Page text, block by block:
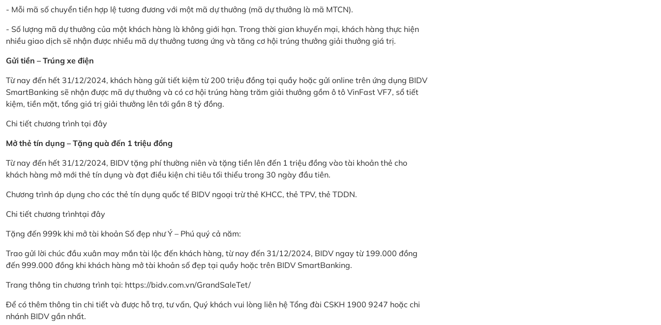
- Mỗi mã số chuyển tiền hợp lệ tương đương với một mã dự thưởng (mã dự thưởng là mã MTCN).
- Số lượng mã dự thưởng của một khách hàng là không giới hạn. Trong thời gian khuyến mại, khách hàng thực hiện
nhiều giao dịch sẽ nhận được nhiều mã dự thưởng tương ứng và tăng cơ hội trúng thưởng giải thưởng giá trị.
Gửi tiền – Trúng xe điện
Từ nay đến hết 31/12/2024, khách hàng gửi tiết kiệm từ 200 triệu đồng tại quầy hoặc gửi online trên ứng dụng BIDV
SmartBanking sẽ nhận được mã dự thưởng và có cơ hội trúng hàng trăm giải thưởng gồm ô tô VinFast VF7, sổ tiết
kiệm, tiền mặt, tổng giá trị giải thưởng lên tới gần 8 tỷ đồng.
Chi tiết chương trình tại đây
Mở thẻ tín dụng – Tặng quà đến 1 triệu đồng
Từ nay đến hết 31/12/2024, BIDV tặng phí thường niên và tặng tiền lên đến 1 triệu đồng vào tài khoản thẻ cho
khách hàng mở mới thẻ tín dụng và đạt điều kiện chi tiêu tối thiểu trong 30 ngày đầu tiên.
Chương trình áp dụng cho các thẻ tín dụng quốc tế BIDV ngoại trừ thẻ KHCC, thẻ TPV, thẻ TDDN.
Chi tiết chương trìnhtại đây
Tặng đến 999k khi mở tài khoản Số đẹp như Ý – Phú quý cả năm:
Trao gửi lời chúc đầu xuân may mắn tài lộc đến khách hàng, từ nay đến 31/12/2024, BIDV ngay từ 199.000 đồng
đến 999.000 đồng khi khách hàng mở tài khoản số đẹp tại quầy hoặc trên BIDV SmartBanking.
Trang thông tin chương trình tại: https://bidv.com.vn/GrandSaleTet/
Để có thêm thông tin chi tiết và được hỗ trợ, tư vấn, Quý khách vui lòng liên hệ Tổng đài CSKH 1900 9247 hoặc chi
nhánh BIDV gần nhất.